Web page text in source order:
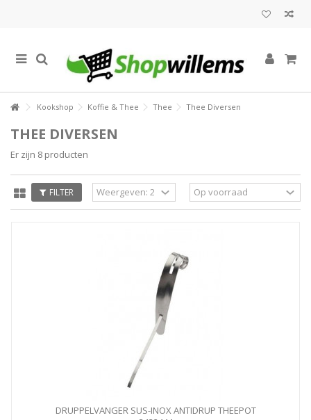
Kookshop Koffie & Thee Thee Thee Diversen
THEE DIVERSEN
Er zijn 8 producten
FILTER
DRUPPELVANGER SUS-INOX ANTIDRUP THEEPOT